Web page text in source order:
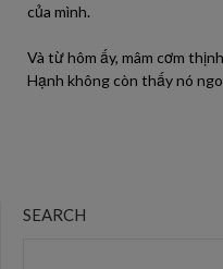
của mình.
Và từ hôm ấy, mâm cơm
Hạnh không còn thấy nó
SEARCH